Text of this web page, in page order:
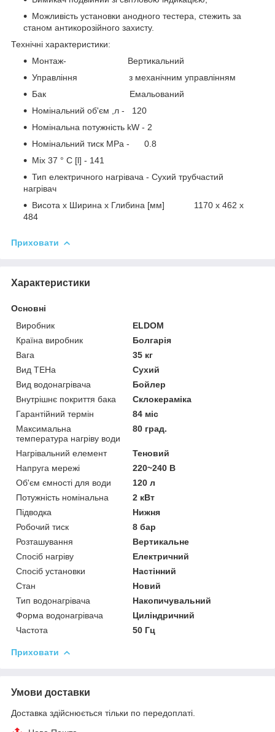
Можливість установки анодного тестера, стежить за
станом антикорозійного захисту.
Технічні характеристики:
Монтаж- Вертикальний
Управління з механічним управлінням
Бак Емальований
Номінальний об'єм ,л - 120
Номінальна потужність kW - 2
Номінальний тиск MPa - 0.8
Mix 37 ° C [l] - 141
Тип електричного нагрівача - Сухий трубчастий
нагрівач
Висота х Ширина х Глибина [мм] 1170 x 462 x
484
Приховати
Характеристики
Основні
Виробник
ELDOM
Країна виробник
Болгарія
Вага
35 кг
Вид ТЕНа
Сухий
Вид водонагрівача
Бойлер
Внутрішнє покриття бака
Склокераміка
Гарантійний термін
84 міс
Максимальна
температура нагріву води
80 град.
Нагрівальний елемент
Теновий
Напруга мережі
220~240 В
Об'єм ємності для води
120 л
Потужність номінальна
2 кВт
Підводка
Нижня
Робочий тиск
8 бар
Розташування
Вертикальне
Спосіб нагріву
Електричний
Спосіб установки
Настінний
Стан
Новий
Тип водонагрівача
Накопичувальний
Форма водонагрівача
Циліндричний
Частота
50 Гц
Приховати
Умови доставки
Доставка здійснюється тільки по передоплаті.